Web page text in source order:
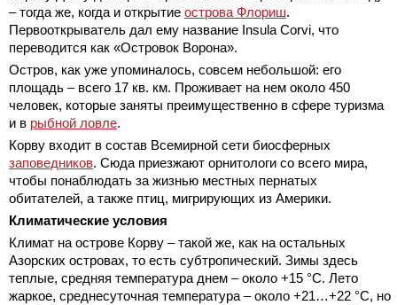
– тогда же, когда и открытие острова Флориш.
Первооткрыватель дал ему название Insula Corvi, что
переводится как «Островок Ворона».
Остров, как уже упоминалось, совсем небольшой: его
площадь – всего 17 кв. км. Проживает на нем около 450
человек, которые заняты преимущественно в сфере туризма
и в рыбной ловле.
Корву входит в состав Всемирной сети биосферных
заповедников. Сюда приезжают орнитологи со всего мира,
чтобы понаблюдать за жизнью местных пернатых
обитателей, а также птиц, мигрирующих из Америки.
Климатические условия
Климат на острове Корву – такой же, как на остальных
Азорских островах, то есть субтропический. Зимы здесь
теплые, средняя температура днем – около +15 °С. Лето
жаркое, среднесуточная температура – около +21…+22 °С, но